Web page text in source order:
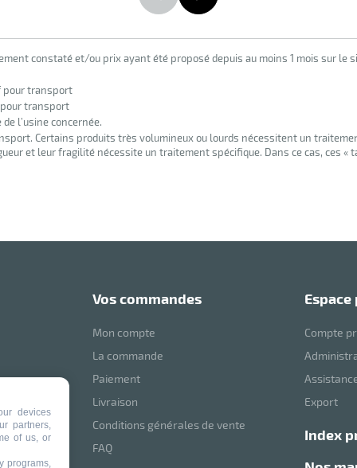
constaté et/ou prix ayant été proposé depuis au moins 1 mois sur le
pour transport
transport
l’usine concernée.
Certains produits très volumineux ou lourds nécessitent un
et leur fragilité nécessite un traitement spécifique. Dans ce cas, ces
vos commandes
Mon compte
La commande
Paiement
Livraison
Conditions générales de vente
FAQ
Compte
Export
index
devices
partners,
of us, or
programs,